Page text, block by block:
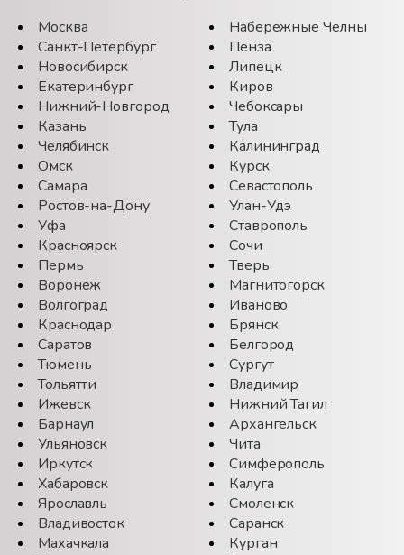
Москва
Санкт-Петербург
Новосибирск
Екатеринбург
Нижний-Новгород
Казань
Челябинск
Омск
Самара
Ростов-на-Дону
Уфа
Красноярск
Пермь
Воронеж
Волгоград
Краснодар
Саратов
Тюмень
Тольятти
Ижевск
Барнаул
Ульяновск
Иркутск
Хабаровск
Ярославль
Владивосток
Махачкала
Набережные Челны
Пенза
Липецк
Киров
Чебоксары
Тула
Калининград
Курск
Севастополь
Улан-Удэ
Ставрополь
Сочи
Тверь
Магнитогорск
Иваново
Брянск
Белгород
Сургут
Владимир
Нижний Тагил
Архангельск
Чита
Симферополь
Калуга
Смоленск
Саранск
Курган